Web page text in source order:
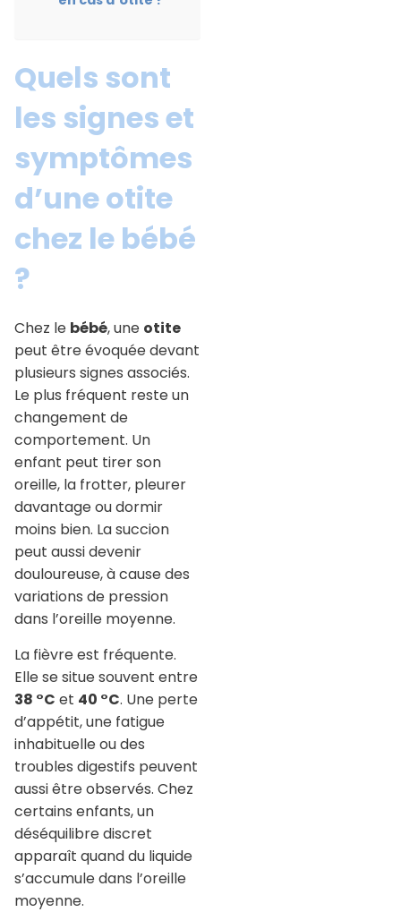
Quels sont
les signes et
symptômes
d’une otite
chez le bébé
?
Chez le bébé, une otite
peut être évoquée devant
plusieurs signes associés.
Le plus fréquent reste un
changement de
comportement. Un
enfant peut tirer son
oreille, la frotter, pleurer
davantage ou dormir
moins bien. La succion
peut aussi devenir
douloureuse, à cause des
variations de pression
dans l’oreille moyenne.
La fièvre est fréquente.
Elle se situe souvent entre
38 °C et 40 °C. Une perte
d’appétit, une fatigue
inhabituelle ou des
troubles digestifs peuvent
aussi être observés. Chez
certains enfants, un
déséquilibre discret
apparaît quand du liquide
s’accumule dans l’oreille
moyenne.